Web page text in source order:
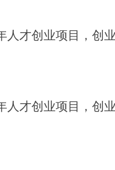
人才创业项目，创
人才创业项目，创